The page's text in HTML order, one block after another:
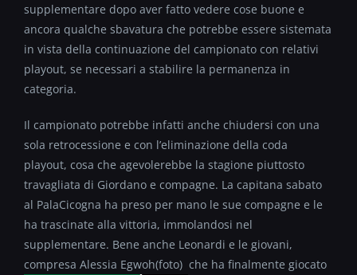
supplementare dopo aver fatto vedere cose buone e
ancora qualche sbavatura che potrebbe essere sistemata
in vista della continuazione del campionato con relativi
playout, se necessari a stabilire la permanenza in
categoria.
Il campionato potrebbe infatti anche chiudersi con una
sola retrocessione e con l’eliminazione della coda
playout, cosa che agevolerebbe la stagione piuttosto
travagliata di Giordano e compagne. La capitana sabato
al PalaCicogna ha preso per mano le sue compagne e le
ha trascinate alla vittoria, immolandosi nel
supplementare. Bene anche Leonardi e le giovani,
compresa Alessia Egwoh(foto) che ha finalmente giocato